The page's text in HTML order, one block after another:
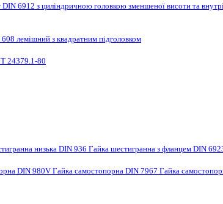
DIN 6912 з циліндричною головкою зменшеної висоти та
лемішний з квадратним підголовком
24379.1-80
низька DIN 936 Гайка шестигранна з фланцем DIN
DIN 980V Гайка самостопорна DIN 7967 Гайка